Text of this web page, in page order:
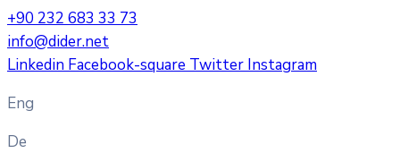
+90 232 683 33 73
info@dider.net
Linkedin Facebook-square Twitter Instagram
Eng
De